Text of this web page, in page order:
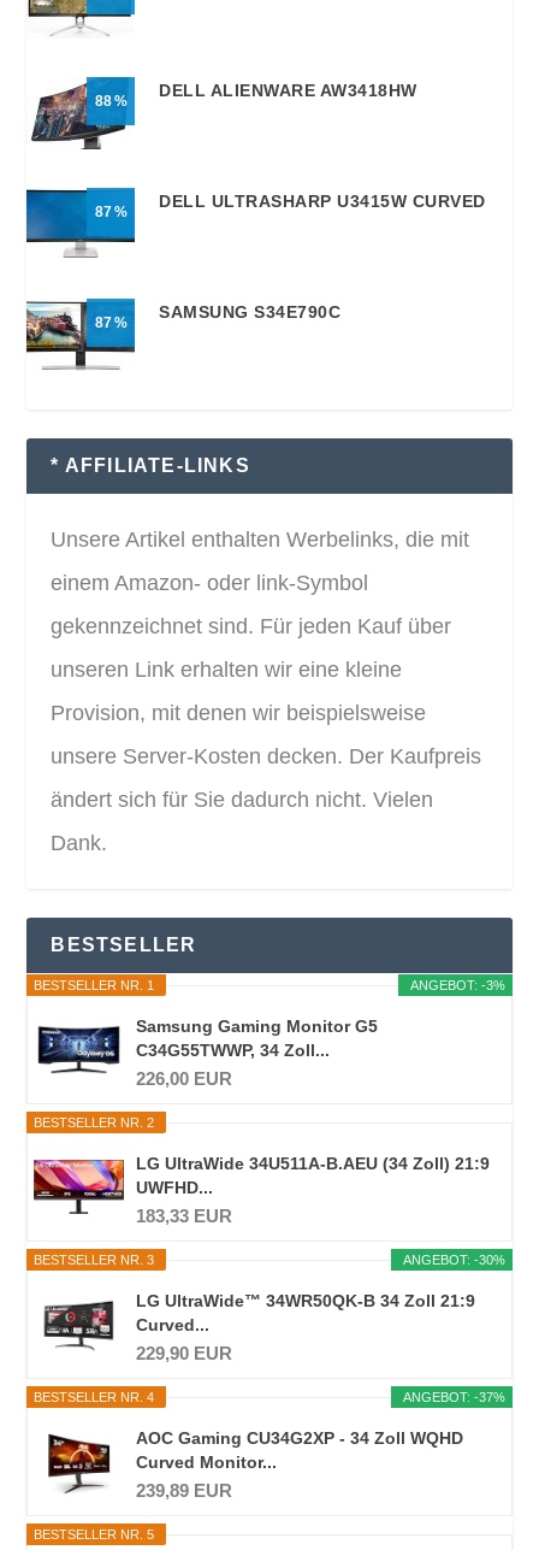
88
DELL ALIENWARE AW3418HW
87
DELL ULTRASHARP U3415W CURVED
87
SAMSUNG S34E790C
* AFFILIATE-LINKS
Unsere Artikel enthalten Werbelinks, die mit
einem Amazon- oder link-Symbol
gekennzeichnet sind. Für jeden Kauf über
unseren Link erhalten wir eine kleine
Provision, mit denen wir beispielsweise
unsere Server-Kosten decken. Der Kaufpreis
ändert sich für Sie dadurch nicht. Vielen
Dank.
BESTSELLER
ANGEBOT: -3%
BESTSELLER NR. 1
Samsung Gaming Monitor G5
C34G55TWWP, 34 Zoll...
226,00 EUR
BESTSELLER NR. 2
LG UltraWide 34U511A-B.AEU (34 Zoll) 21:9
UWFHD...
183,33 EUR
ANGEBOT: -30%
BESTSELLER NR. 3
LG UltraWide™ 34WR50QK-B 34 Zoll 21:9
Curved...
229,90 EUR
ANGEBOT: -37%
BESTSELLER NR. 4
AOC Gaming CU34G2XP - 34 Zoll WQHD
Curved Monitor...
239,89 EUR
BESTSELLER NR. 5